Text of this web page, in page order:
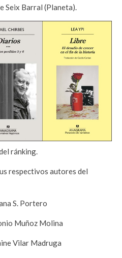
Seix Barral (Planeta).
ránking.
respectivos autores del
S. Portero
Muñoz Molina
Vilar Madruga